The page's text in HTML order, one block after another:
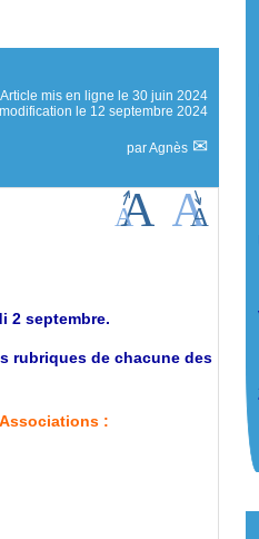
Article mis en ligne le30 juin 2024
le 12 septembre 2024
parAgnès
2 septembre.
rubriques de chacune des
: